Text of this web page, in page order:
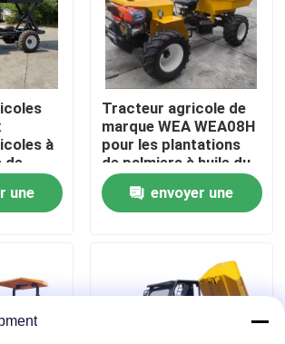
qualité
de chenille
à
de
une
Tracteur agricole de
marque WEA WEA08H
pour les plantations
de palmiers à huile du
Pérou avec direction
avant
envoyer une